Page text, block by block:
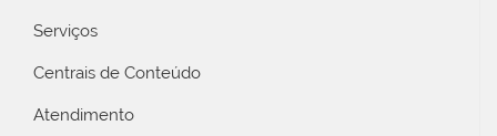
Serviços
Centrais de Conteúdo
Atendimento